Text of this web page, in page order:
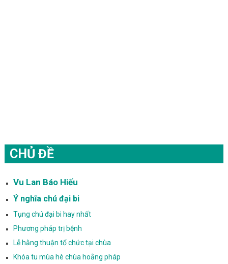
CHỦ ĐỀ
Vu Lan Báo Hiếu
Ý nghĩa chú đại bi
Tụng chú đại bi hay nhất
Phương pháp trị bệnh
Lễ hằng thuận tổ chức tại chùa
Khóa tu mùa hè chùa hoằng pháp